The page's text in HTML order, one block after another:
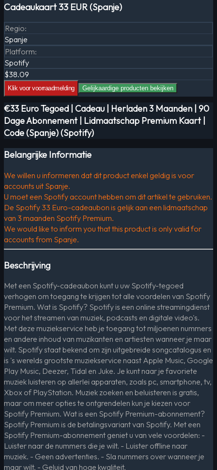
Cadeaukaart 33 EUR (Spanje)
Regio:
Spanje
Platform:
Spotify
$38.09
Klik voor voorraadmelding Gelijkaardige producten bekijken
€33 Euro Tegoed | Cadeau | Herladen 3 Maanden | 90
Dage Abonnement | Lidmaatschap Premium Kaart |
Code (Spanje) (Spotify)
Belangrijke Informatie
We willen u informeren dat dit product enkel geldig is voor
accounts uit Spanje.
U moet een Spotify account hebben om dit artikel te gebruiken.
De Spotify 33 Euro-cadeaubon is gelijk aan een lidmaatschap
van 3 maanden Spotify Premium.
We would like to inform you that this product is only valid for
accounts from Spanje.
Beschrijving
Met een Spotify-cadeaubon kunt u uw Spotify-tegoed
verhogen om toegang te krijgen tot alle voordelen van Spotify
Premium. Wat is Spotify? Spotify is een online streamingdienst
voor het streamen van muziek, podcasts en digitale video's.
Met deze muziekservice heb je toegang tot miljoenen nummers
en andere inhoud van muzikanten en artiesten wanneer je maar
wilt. Spotify staat bekend om zijn uitgebreide songcatalogus en
is 's werelds grootste muziekservice naast Apple Music, Google
Play Music, Deezer, Tidal en Juke. Je kunt naar je favoriete
muziek luisteren op allerlei apparaten, zoals pc, smartphone, tv,
Xbox of PlayStation. Muziek zoeken en beluisteren is gratis,
maar om meer opties te ontgrendelen kun je kiezen voor
Spotify Premium. Wat is een Spotify Premium-abonnement?
Spotify Premium is de betalingsvariant van Spotify. Met een
Spotify Premium-abonnement geniet u van vele voordelen: -
Luister naar de nummers die je wilt. - Luister offline naar
muziek. - Geen advertenties. - Sla nummers over wanneer je
maar wilt. - Geluid van hoge kwaliteit.